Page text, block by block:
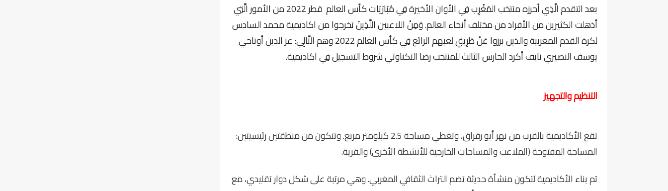
بعد التقدم الَّذِي أحرزه منتخب المَغْرِب فِي الأوان الأخيرة فِي مُبَارَيَات كأس العالم قطر 2022 من الأمور الَّتِي
أذهلت الكثيرين من الأفراد من مختلف أنحاء العالم. وَمِنْ اللاعبين اللَّذِينَ تخرجوا من اكاديمية محمد السادس
لكرة القدم المغربية والذين برزوا عَنْ طَرِيقِ لعبهم الرائع فِي كأس العالم 2022 وهم التَّالِي: عز الدين أوناحي
يوسف النصيري نايف أكرد الحارس الثالث للمنتخب رضا التكناوتي شروط التسجيل فِي اكاديمية.
التنظيم والتجهيز
تقع الأكاديمية بالقرب من نهر أبو رقراق، وتغطي مساحة 2.5 كيلومتر مربع. وتتكون من منطقتين رئيسيتين:
المساحة المفتوحة (الملاعب والمساحات الخارجية للأنشطة الأخرى) والقرية.
تم بناء الأكاديمية لتكون منشأة حديثة تضم التراث الثقافي المغربي. وهي مرتبة على شكل دوار تقليدي، مع